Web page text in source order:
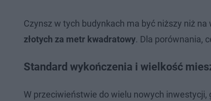
Czynsz w tych budynkach ma być niższy niż
złotych za metr kwadratowy. Dla porównania,
Standard wykończenia i wielkość
W przeciwieństwie do wielu nowych inwestycji,